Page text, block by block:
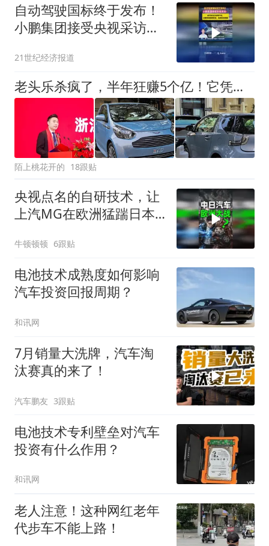
自动驾驶国标终于发布！
小鹏集团接受央视采访：
安全数据
21世纪经济报道
老头乐杀疯了，半年狂赚5个亿！它凭什么风靡美国？
陌上桃花开的 18跟贴
央视点名的自研技术，让
上汽MG在欧洲猛踹日本
牛顿顿顿 6跟贴
电池技术成熟度如何影响
汽车投资回报周期？
和讯网
7月销量大洗牌，汽车淘
汰赛真的来了！
汽车鹏友 3跟贴
电池技术专利壁垒对汽车
投资有什么作用？
和讯网
老人注意！这种网红老年
代步车不能上路！